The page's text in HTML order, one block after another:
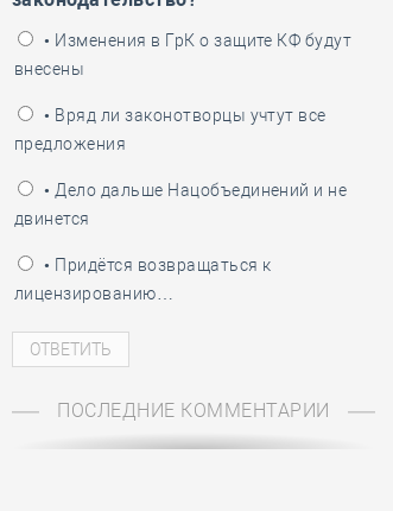
• Изменения в ГрК о защите КФ будут
внесены
• Вряд ли законотворцы учтут все
предложения
• Дело дальше Нацобъединений и не
двинется
• Придётся возвращаться к
лицензированию…
ПОСЛЕДНИЕ КОММЕНТАРИИ